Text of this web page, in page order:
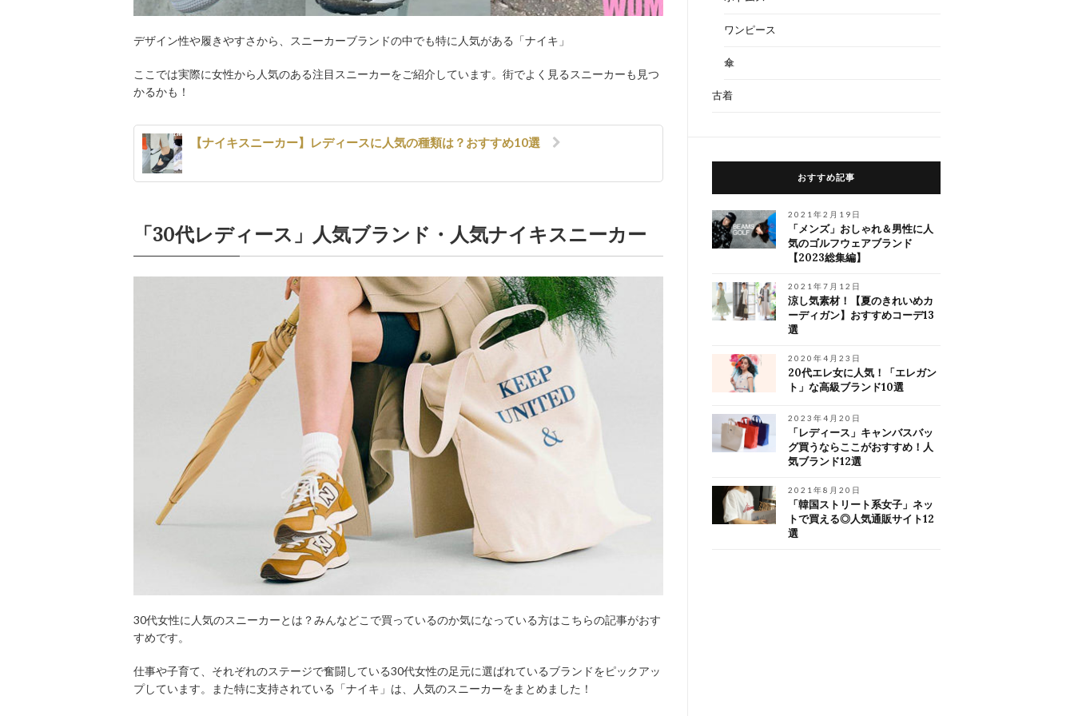
デザイン性や履きやすさから、スニーカーブランドの中でも特に人気がある「ナイキ」
ここでは実際に女性から人気のある注目スニーカーをご紹介しています。街でよく見るスニーカーも見つ
かるかも！
【ナイキスニーカー】レディースに人気の種類は？おすすめ10選
「30代レディース」人気ブランド・人気ナイキスニーカー
30代女性に人気のスニーカーとは？みんなどこで買っているのか気になっている方はこちらの記事がおす
すめです。
仕事や子育て、それぞれのステージで奮闘している30代女性の足元に選ばれているブランドをピックアッ
プしています。また特に支持されている「ナイキ」は、人気のスニーカーをまとめました！
ワンピース
傘
古着
おすすめ記事
2021年2月19日
「メンズ」おしゃれ＆男性に人
気のゴルフウェアブランド
【2023総集編】
2021年7月12日
涼し気素材！【夏のきれいめカ
ーディガン】おすすめコーデ13
選
2020年4月23日
20代エレ女に人気！「エレガン
ト」な高級ブランド10選
2023年4月20日
「レディース」キャンバスバッ
グ買うならここがおすすめ！人
気ブランド12選
2021年8月20日
「韓国ストリート系女子」ネッ
トで買える◎人気通販サイト12
選